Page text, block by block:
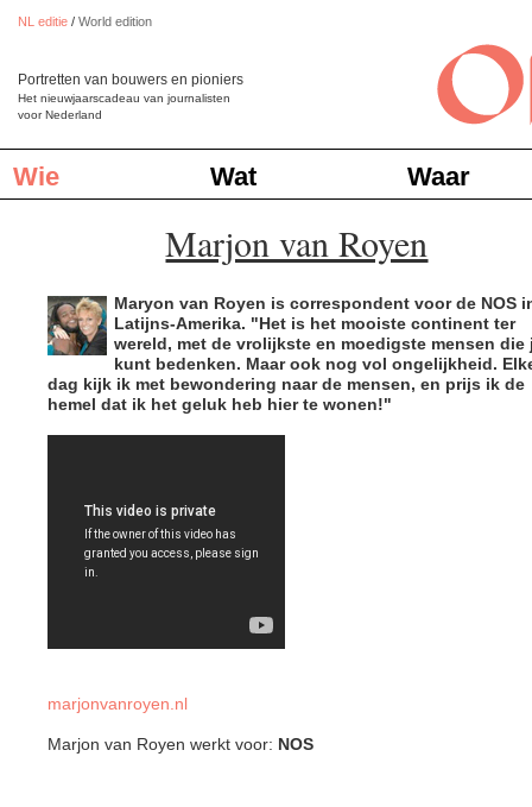
NL editie / World edition
Het nieuwjaarscadeau van journalisten
voor Nederland
Portretten van bouwers en pioniers
Wie Wat Waar
Marjon van Royen
Maryon van Royen is correspondent voor de NOS
Latijns-Amerika. "Het is het mooiste continent ter
wereld, met de vrolijkste en moedigste mensen die
kunt bedenken. Maar ook nog vol ongelijkheid.
dag kijk ik met bewondering naar de mensen, en prijs ik de
hemel dat ik het geluk heb hier te wonen!"
marjonvanroyen.nl
Marjon van Royen werkt voor: NOS